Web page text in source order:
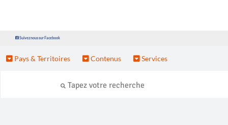
Suivez nous sur Facebook
Pays & Territoires Contenus Services